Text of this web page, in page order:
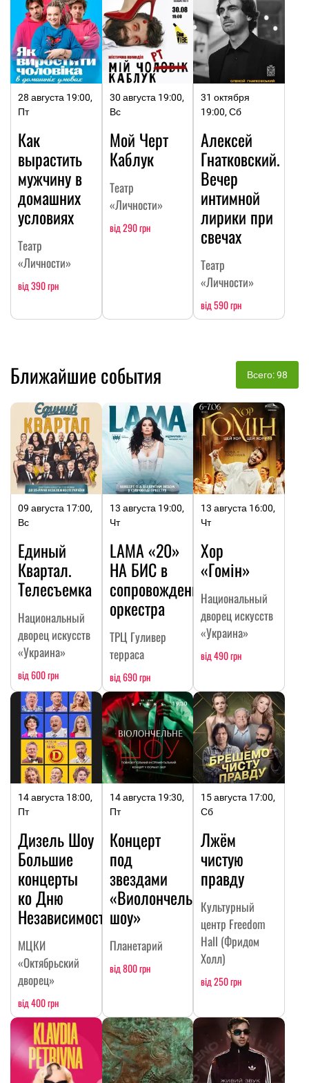
28 августа 19:00,
Пт
Как
вырастить
мужчину в
домашних
условиях
Театр
«Личности»
від 390 грн
30 августа 19:00,
Вс
Мой Черт
Каблук
Театр
«Личности»
від 290 грн
31 октября
19:00, Сб
Алексей
Гнатковский.
Вечер
интимной
лирики при
свечах
Театр
«Личности»
від 590 грн
Ближайшие события Всего: 98
09 августа 17:00,
Вс
Единый
Квартал.
Телесъемка
Национальный
дворец искусств
«Украина»
від 600 грн
13 августа 19:00,
Чт
LAMA «20»
НА БИC в
сопровождении
оркестра
ТРЦ Гуливер
терраса
від 690 грн
13 августа 16:00,
Чт
Хор
«Гомін»
Национальный
дворец искусств
«Украина»
від 490 грн
14 августа 18:00,
Пт
Дизель Шоу
Большие
концерты
ко Дню
Независимости
МЦКИ
«Октябрьский
дворец»
від 400 грн
14 августа 19:30,
Пт
Концерт
под
звездами
«Виолончельное
шоу»
Планетарий
від 800 грн
15 августа 17:00,
Сб
Лжём
чистую
правду
Культурный
центр Freedom
Hall (Фридом
Холл)
від 250 грн